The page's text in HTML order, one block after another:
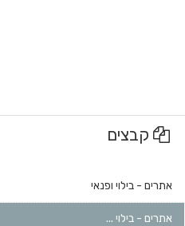
קבצים
אתרים - בילוי ופנאי
אתרים - בילוי ...